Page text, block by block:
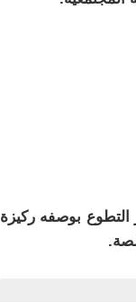
التطوع بوصفه ركيزة